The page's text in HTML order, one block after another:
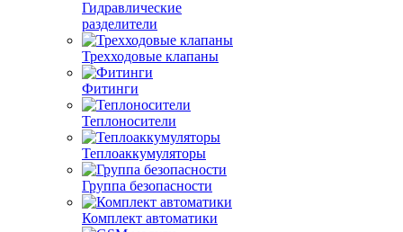
Гидравлические
разделители
Трехходовые клапаны
Фитинги
Теплоносители
Теплоаккумуляторы
Группа безопасности
Комплект автоматики